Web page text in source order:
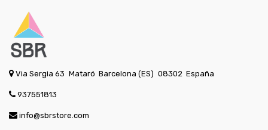
Via Sergia 63 Mataró Barcelona (ES) 08302 España
937551813
info@sbrstore.com